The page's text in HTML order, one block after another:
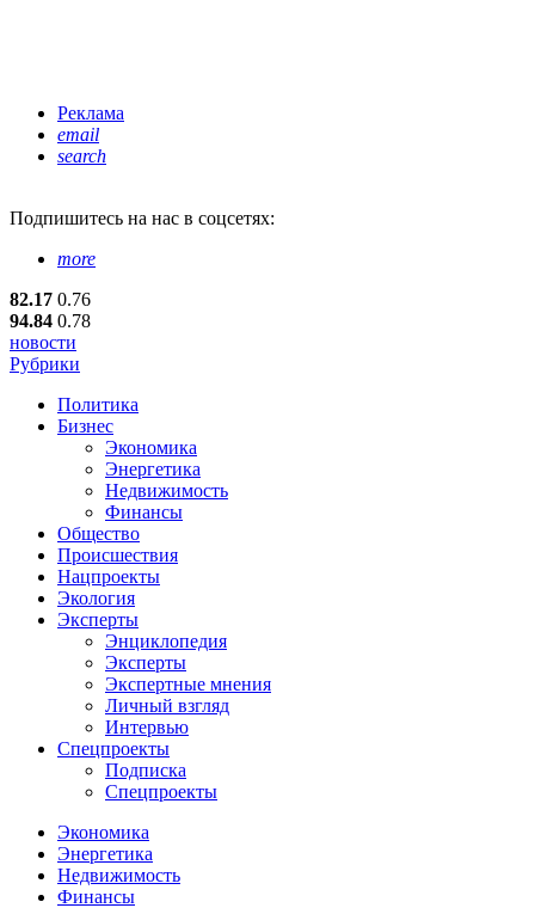
Реклама
email
search
Подпишитесь на нас в соцсетях:
more
82.17 0.76
94.84 0.78
новости
Рубрики
Политика
Бизнес
Экономика
Энергетика
Недвижимость
Финансы
Общество
Происшествия
Нацпроекты
Экология
Эксперты
Энциклопедия
Эксперты
Экспертные мнения
Личный взгляд
Интервью
Спецпроекты
Подписка
Спецпроекты
Экономика
Энергетика
Недвижимость
Финансы